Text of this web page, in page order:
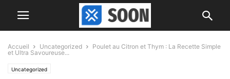
Accueil Uncategorized
Poulet au Citron et Thym : La Recette Simple
et Ultra Savoureuse...
Uncategorized